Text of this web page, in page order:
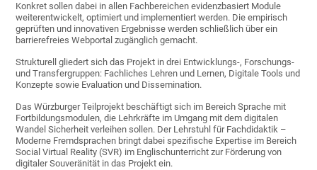
Konkret sollen dabei in allen Fachbereichen evidenzbasiert Module
weiterentwickelt, optimiert und implementiert werden. Die empirisch
geprüften und innovativen Ergebnisse werden schließlich über ein
barrierefreies Webportal zugänglich gemacht.
Strukturell gliedert sich das Projekt in drei Entwicklungs-, Forschungs-
und Transfergruppen: Fachliches Lehren und Lernen, Digitale Tools und
Konzepte sowie Evaluation und Dissemination.
Das Würzburger Teilprojekt beschäftigt sich im Bereich Sprache mit
Fortbildungsmodulen, die Lehrkräfte im Umgang mit dem digitalen
Wandel Sicherheit verleihen sollen. Der Lehrstuhl für Fachdidaktik –
Moderne Fremdsprachen bringt dabei spezifische Expertise im Bereich
Social Virtual Reality (SVR) im Englischunterricht zur Förderung von
digitaler Souveränität in das Projekt ein.